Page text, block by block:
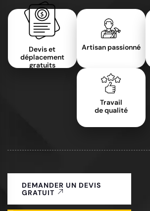
Devis et
déplacement
gratuits
Artisan passionné
Travail
de qualité
DEMANDER UN DEVIS
GRATUIT